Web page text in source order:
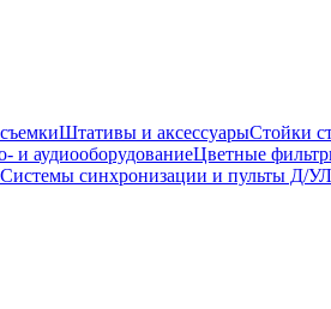
Штативы и аксессуарыСтойки
и аудиооборудованиеЦветные
Системы синхронизации и пульты Д/У